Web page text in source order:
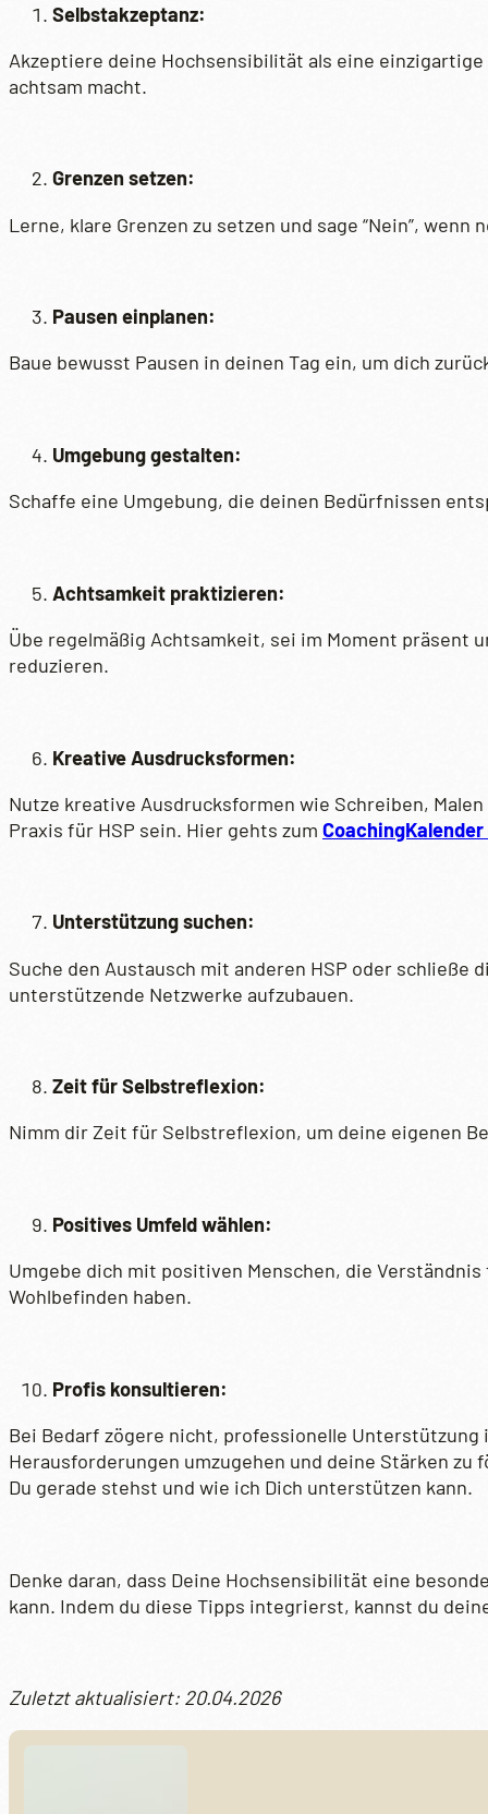
Selbstakzeptanz:
Akzeptiere deine Hochsensibilität als eine
achtsam macht.
Grenzen setzen:
Lerne, klare Grenzen zu setzen und sage “Nein”,
Pausen einplanen:
Baue bewusst Pausen in deinen Tag ein, um dich
Umgebung gestalten:
Schaffe eine Umgebung, die deinen Bedürfnissen
Achtsamkeit praktizieren:
Übe regelmäßig Achtsamkeit, sei im Moment präsent
reduzieren.
Kreative Ausdrucksformen:
Nutze kreative Ausdrucksformen wie Schreiben,
Praxis für HSP sein. Hier gehts zum
Unterstützung suchen:
Suche den Austausch mit anderen HSP oder schließe
unterstützende Netzwerke aufzubauen.
Zeit für Selbstreflexion:
Nimm dir Zeit für Selbstreflexion, um deine eigenen
Positives Umfeld wählen:
Umgebe dich mit positiven Menschen, die
Wohlbefinden haben.
Profis konsultieren:
Bei Bedarf zögere nicht, professionelle
Herausforderungen umzugehen und deine Stärken zu
Du gerade stehst und wie ich Dich unterstützen kann.
Denke daran, dass Deine Hochsensibilität eine
kann. Indem du diese Tipps integrierst, kannst du
Zuletzt aktualisiert: 20.04.2026